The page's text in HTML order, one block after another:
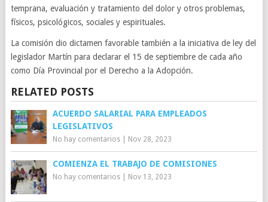
temprana, evaluación y tratamiento del dolor y otros problemas,
físicos, psicológicos, sociales y espirituales.
La comisión dio dictamen favorable también a la iniciativa de ley del
legislador Martín para declarar el 15 de septiembre de cada año
como Día Provincial por el Derecho a la Adopción.
RELATED POSTS
ACUERDO SALARIAL PARA EMPLEADOS
LEGISLATIVOS
No hay comentarios| Nov 28, 2023
COMIENZA EL TRABAJO DE COMISIONES
No hay comentarios| Nov 13, 2023